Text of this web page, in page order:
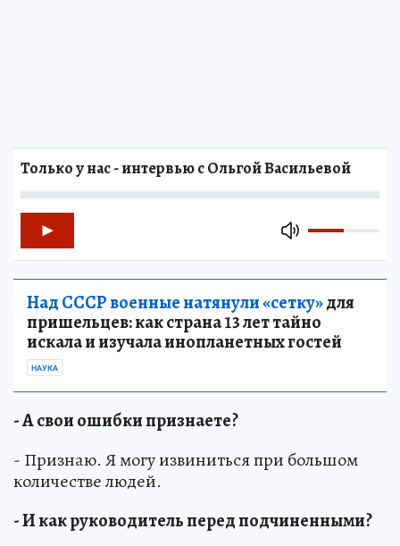
Только у нас - интервью с Ольгой Васильевой
Над СССР военные натянули «сетку»для
пришельцев: как страна 13 лет тайно
искала и изучала инопланетных гостей
НАУКА
- А свои ошибки признаете?
- Признаю. Я могу извиниться при большом
количестве людей.
- И как руководитель перед подчиненными?